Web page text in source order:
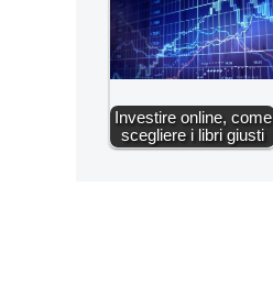
Investire online, come
scegliere i libri giusti